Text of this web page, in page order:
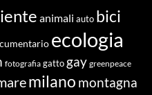
animali auto bici
ecologia
fotografia gatto gay greenpeace
milano montagna